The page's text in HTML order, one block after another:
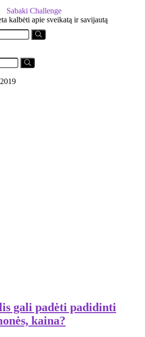
Sabaki Challenge
kalbėti apie sveikatą ir savijautą
gali padėti padidinti
kaina?